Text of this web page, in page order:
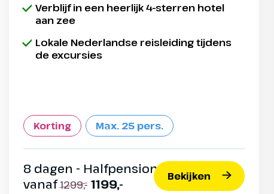
Verblijf in een heerlijk 4-sterren hotel
aan zee
Lokale Nederlandse reisleiding tijdens
de excursies
Korting Max. 25 pers.
8 dagen - Halfpension
vanaf1299,- 1199,- Bekijken